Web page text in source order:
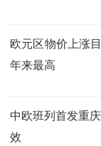
欧元区物价上涨
年来最高
中欧班列首发重
效